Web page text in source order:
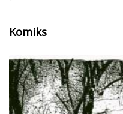
Komiks